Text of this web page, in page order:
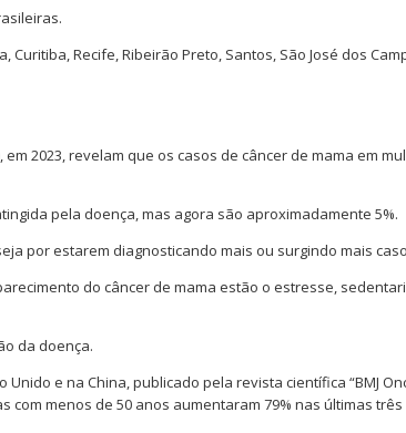
Curitiba, Recife, Ribeirão Preto, Santos, São José dos
2023, revelam que os casos de câncer de mama em
pela doença, mas agora são aproximadamente 5%.
por estarem diagnosticando mais ou surgindo mais
do câncer de mama estão o estresse,
da doença.
e na China, publicado pela revista científica “BMJ
com menos de 50 anos aumentaram 79% nas últimas